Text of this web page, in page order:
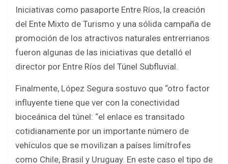
Iniciativas como pasaporte Entre Ríos, la creación
del Ente Mixto de Turismo y una sólida campaña de
promoción de los atractivos naturales entrerrianos
fueron algunas de las iniciativas que detalló el
director por Entre Ríos del Túnel Subfluvial.
Finalmente, López Segura sostuvo que “otro factor
influyente tiene que ver con la conectividad
bioceánica del túnel: “el enlace es transitado
cotidianamente por un importante número de
vehículos que se movilizan a países limítrofes
como Chile, Brasil y Uruguay. En este caso el tipo de